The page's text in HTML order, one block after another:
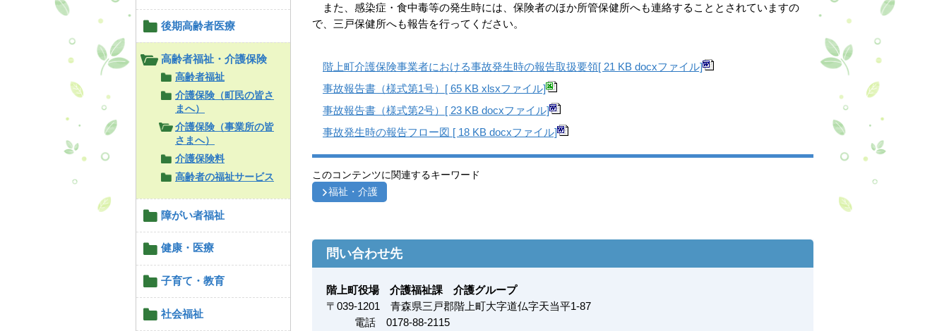
後期高齢者医療
高齢者福祉・介護保険
高齢者福祉
介護保険（町民の皆さ
まへ）
介護保険（事業所の皆
さまへ）
介護保険料
高齢者の福祉サービス
障がい者福祉
健康・医療
子育て・教育
社会福祉
また、感染症・食中毒等の発生時には、保険者のほか所管保健所へも連絡することとされていますの
で、三戸保健所へも報告を行ってください。
階上町介護保険事業者における事故発生時の報告取扱要領[ 21 KB docxファイル]
事故報告書（様式第1号）[ 65 KB xlsxファイル]
事故報告書（様式第2号）[ 23 KB docxファイル]
事故発生時の報告フロー図 [ 18 KB docxファイル]
このコンテンツに関連するキーワード
福祉・介護
問い合わせ先
階上町役場 介護福祉課 介護グループ
〒 039-1201
青森県三戸郡階上町大字道仏字天当平1-87
電話 0178-88-2115